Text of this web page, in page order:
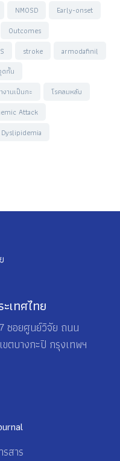
NMOSD
Early-onset
Outcomes
stroke
armodafinil
กั้น
านเป็นกะ
โรคลมหลับ
Attack
Dyslipidemia
เทศไทย
ซอยศูนย์วิจัย ถนน
ตบางกะปิ กรุงเทพฯ
รสาร